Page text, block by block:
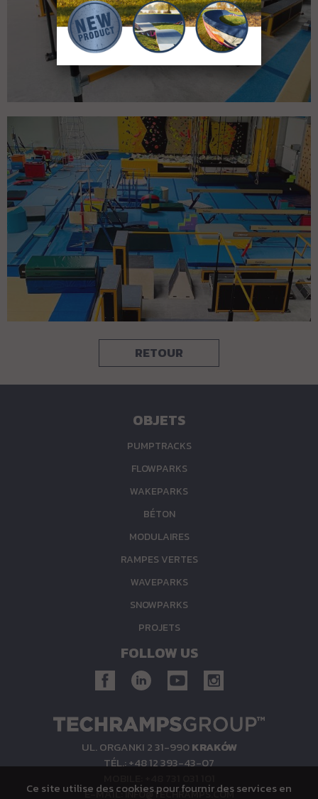
RETOUR
OBJETS
PUMPTRACKS
FLOWPARKS
WAKEPARKS
BÉTON
MODULAIRES
RAMPES VERTES
WAVEPARKS
SNOWPARKS
PROJETS
FOLLOW US
UL. ORGANKI 2 31-990KRAKÓW
TÉL.: +48 12 393-43-07
E-MAIL:INFO@TECHRAMPS.COM
Ce site utilise des cookies pour fournir des services en